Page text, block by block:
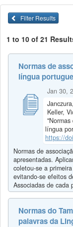
Filter Results
1 to 10 of 21
Normas de
língua
Jan 30,
Keller,
língua
https://
Normas de
apresentadas.
coletou-se a
evitando-se efeitos
Associadas de cada
Normas do
palavras da